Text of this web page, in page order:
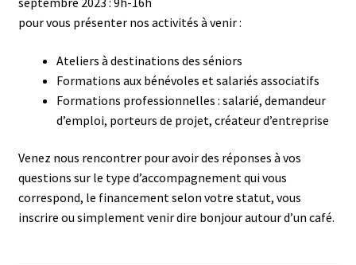
pour vous présenter nos activités à venir :
Ateliers à destinations des séniors
Formations aux bénévoles et salariés associatifs
Formations professionnelles : salarié, demandeur
d’emploi, porteurs de projet, créateur d’entreprise
Venez nous rencontrer pour avoir des réponses à vos
questions sur le type d’accompagnement qui vous
correspond, le financement selon votre statut, vous
inscrire ou simplement venir dire bonjour autour d’un café.